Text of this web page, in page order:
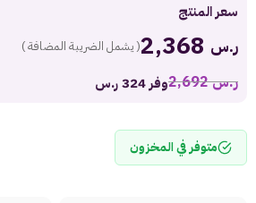
سعر المنتج
ر.س ( يشمل الضريبة المضافة )
ر.س2,692 وفر 324 ر.س
متوفر في المخزون